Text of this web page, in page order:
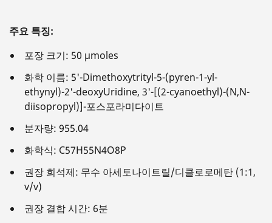
주요 특징:
포장 크기: 50 µmoles
화학 이름: 5'-Dimethoxytrityl-5-(pyren-1-yl-
ethynyl)-2'-deoxyUridine, 3'-[(2-cyanoethyl)-(N,N-
diisopropyl)]-포스포라미다이트
분자량: 955.04
화학식: C57H55N4O8P
권장 희석제: 무수 아세토나이트릴/디클로로메탄 (1:1,
v/v)
권장 결합 시간: 6분